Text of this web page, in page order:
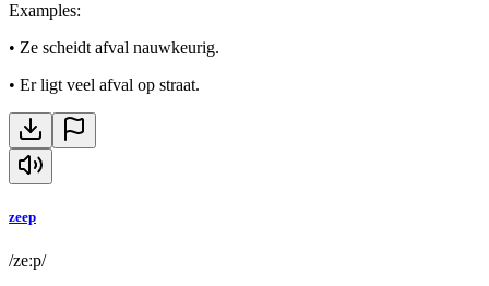
Examples:
• Ze scheidt afval nauwkeurig.
• Er ligt veel afval op straat.
zeep
/zeːp/